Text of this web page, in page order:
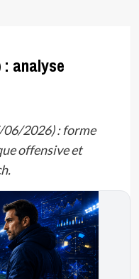
: analyse
06/2026) : forme
offensive et